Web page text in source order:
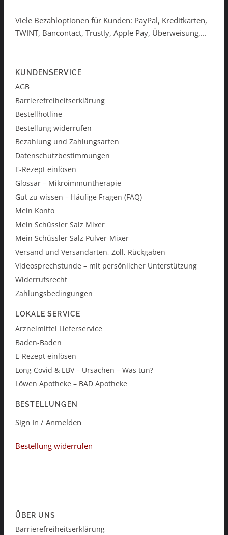
Viele Bezahloptionen für Kunden: PayPal, Kreditkarten,
TWINT, Bancontact, Trustly, Apple Pay, Überweisung,...
KUNDENSERVICE
AGB
Barrierefreiheitserklärung
Bestellhotline
Bestellung widerrufen
Bezahlung und Zahlungsarten
Datenschutzbestimmungen
E-Rezept einlösen
Glossar – Mikroimmuntherapie
Gut zu wissen – Häufige Fragen (FAQ)
Mein Konto
Mein Schüssler Salz Mixer
Mein Schüssler Salz Pulver-Mixer
Versand und Versandarten, Zoll, Rückgaben
Videosprechstunde – mit persönlicher Unterstützung
Widerrufsrecht
Zahlungsbedingungen
LOKALE SERVICE
Arzneimittel Lieferservice
Baden-Baden
E-Rezept einlösen
Long Covid & EBV – Ursachen – Was tun?
Löwen Apotheke – BAD Apotheke
BESTELLUNGEN
Sign In / Anmelden
Bestellung widerrufen
ÜBER UNS
Barrierefreiheitserklärung